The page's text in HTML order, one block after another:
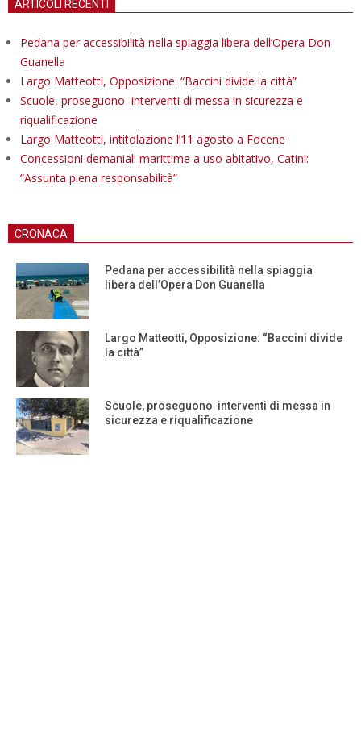
ARTICOLI RECENTI
Pedana per accessibilità nella spiaggia libera dell’Opera Don
Guanella
Largo Matteotti, Opposizione: “Baccini divide la città”
Scuole, proseguono interventi di messa in sicurezza e
riqualificazione
Largo Matteotti, intitolazione l’11 agosto a Focene
Concessioni demaniali marittime a uso abitativo, Catini:
“Assunta piena responsabilità”
CRONACA
Pedana per accessibilità nella spiaggia
libera dell’Opera Don Guanella
Largo Matteotti, Opposizione: “Baccini divide
la città”
Scuole, proseguono interventi di messa in
sicurezza e riqualificazione